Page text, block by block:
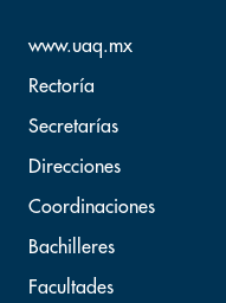
www.uaq.mx
Rectoría
Secretarías
Direcciones
Coordinaciones
Bachilleres
Facultades